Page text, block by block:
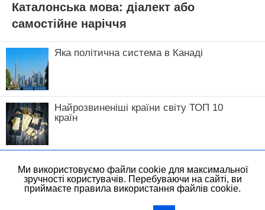
Каталонська мова: діалект або
самостійне наріччя
Яка політична система в Канаді
Найрозвиненіші країни світу ТОП 10
країн
Ми використовуємо файли cookie для максимальної
зручності користувачів. Перебуваючи на сайті, ви
приймаєте правила використання файлів cookie.